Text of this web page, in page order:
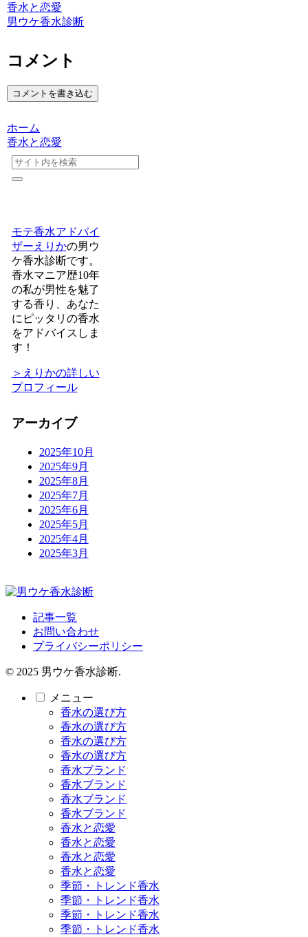
香水と恋愛
男ウケ香水診断
コメント
コメントを書き込む
ホーム
香水と恋愛
モテ香水アドバイ
ザーえりかの男ウ
ケ香水診断です。
香水マニア歴10年
の私が男性を魅了
する香り、あなた
にピッタリの香水
をアドバイスしま
す！
＞えりかの詳しい
プロフィール
アーカイブ
2025年10月
2025年9月
2025年8月
2025年7月
2025年6月
2025年5月
2025年4月
2025年3月
記事一覧
お問い合わせ
プライバシーポリシー
© 2025 男ウケ香水診断.
メニュー
香水の選び方
香水の選び方
香水の選び方
香水の選び方
香水ブランド
香水ブランド
香水ブランド
香水ブランド
香水と恋愛
香水と恋愛
香水と恋愛
香水と恋愛
季節・トレンド香水
季節・トレンド香水
季節・トレンド香水
季節・トレンド香水